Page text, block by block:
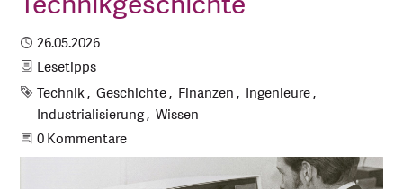
Publiziert
26.05.2026
Kategorie
Lesetipps
Schlagworte
Technik Geschichte Finanzen
Ingenieure
Industrialisierung
Wissen
Beginne eine Unterhaltung
0 Kommentare